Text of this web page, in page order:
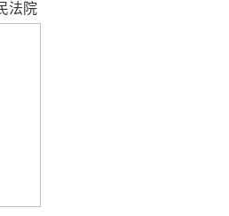
法院